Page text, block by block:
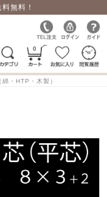
無料！
0
・HTP・木製）